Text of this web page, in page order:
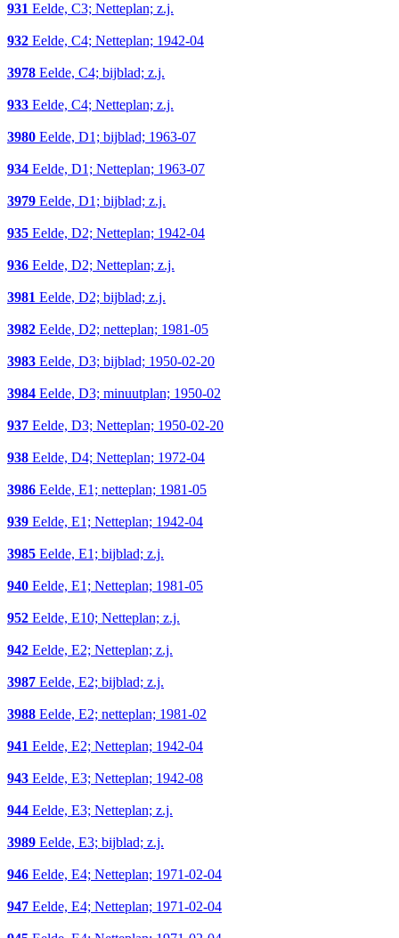
931 Eelde, C3; Netteplan; z.j.
932 Eelde, C4; Netteplan; 1942-04
3978 Eelde, C4; bijblad; z.j.
933 Eelde, C4; Netteplan; z.j.
3980 Eelde, D1; bijblad; 1963-07
934 Eelde, D1; Netteplan; 1963-07
3979 Eelde, D1; bijblad; z.j.
935 Eelde, D2; Netteplan; 1942-04
936 Eelde, D2; Netteplan; z.j.
3981 Eelde, D2; bijblad; z.j.
3982 Eelde, D2; netteplan; 1981-05
3983 Eelde, D3; bijblad; 1950-02-20
3984 Eelde, D3; minuutplan; 1950-02
937 Eelde, D3; Netteplan; 1950-02-20
938 Eelde, D4; Netteplan; 1972-04
3986 Eelde, E1; netteplan; 1981-05
939 Eelde, E1; Netteplan; 1942-04
3985 Eelde, E1; bijblad; z.j.
940 Eelde, E1; Netteplan; 1981-05
952 Eelde, E10; Netteplan; z.j.
942 Eelde, E2; Netteplan; z.j.
3987 Eelde, E2; bijblad; z.j.
3988 Eelde, E2; netteplan; 1981-02
941 Eelde, E2; Netteplan; 1942-04
943 Eelde, E3; Netteplan; 1942-08
944 Eelde, E3; Netteplan; z.j.
3989 Eelde, E3; bijblad; z.j.
946 Eelde, E4; Netteplan; 1971-02-04
947 Eelde, E4; Netteplan; 1971-02-04